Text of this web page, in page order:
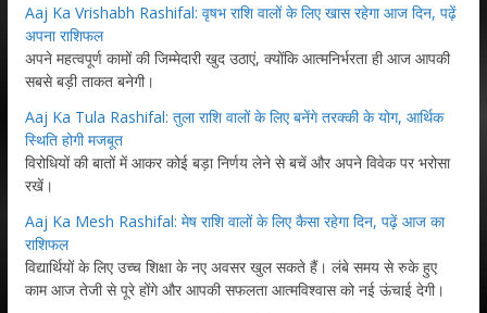
Aaj Ka Vrishabh Rashifal: वृषभ राशि वालों के लिए खास रहेगा आज दिन, पढ़ें
अपना राशिफल
अपने महत्वपूर्ण कामों की जिम्मेदारी खुद उठाएं, क्योंकि आत्मनिर्भरता ही आज आपकी
सबसे बड़ी ताकत बनेगी।
Aaj Ka Tula Rashifal: तुला राशि वालों के लिए बनेंगे तरक्की के योग, आर्थिक
स्थिति होगी मजबूत
विरोधियों की बातों में आकर कोई बड़ा निर्णय लेने से बचें और अपने विवेक पर भरोसा
रखें।
Aaj Ka Mesh Rashifal: मेष राशि वालों के लिए कैसा रहेगा दिन, पढ़ें आज का
राशिफल
विद्यार्थियों के लिए उच्च शिक्षा के नए अवसर खुल सकते हैं। लंबे समय से रुके हुए
काम आज तेजी से पूरे होंगे और आपकी सफलता आत्मविश्वास को नई ऊंचाई देगी।